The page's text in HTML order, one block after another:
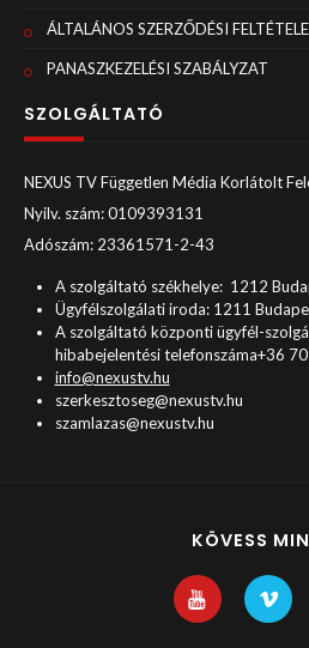
ÁLTALÁNOS SZERZŐDÉSI
PANASZKEZELÉSI SZABÁLYZAT
SZOLGÁLTATÓ
NEXUS TV Független Média Korlátolt
Nyilv. szám: 0109393131
Adószám: 23361571-2-43
A szolgáltató székhelye: 1212
Ügyfélszolgálati iroda: 1211
A szolgáltató központi ügyfél-
hibabejelentési telefonszáma+36
info@nexustv.hu
szerkesztoseg@nexustv.hu
szamlazas@nexustv.hu
KÖVESS